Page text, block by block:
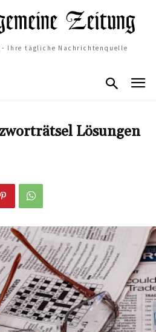
Ihre tägliche Nachrichtenquelle
Lösungen